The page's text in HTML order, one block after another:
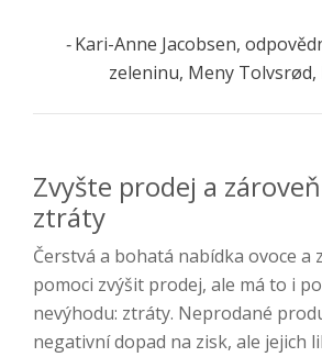
-Kari-Anne Jacobsen,
zeleninu, Meny
Zvyšte prodej a
ztráty
Čerstvá a bohatá nabídka ovoce a
pomoci zvýšit prodej, ale má to i
nevýhodu: ztráty. Neprodané
negativní dopad na zisk, ale jejich